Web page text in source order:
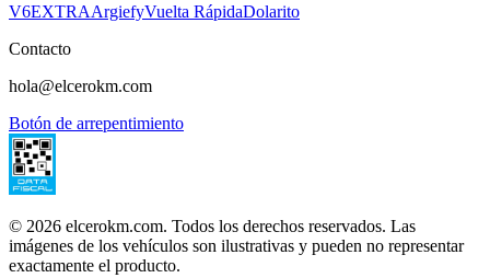
V6EXTRAArgiefyVuelta RápidaDolarito
Contacto
hola@elcerokm.com
Botón de arrepentimiento
© 2026 elcerokm.com. Todos los derechos reservados. Las
imágenes de los vehículos son ilustrativas y pueden no representar
exactamente el producto.